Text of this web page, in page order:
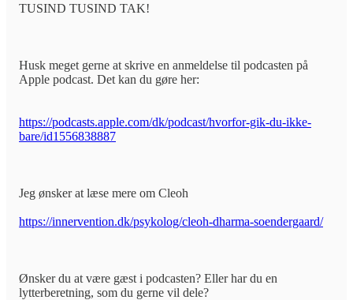
TUSIND TUSIND TAK!
Husk meget gerne at skrive en anmeldelse til podcasten på
Apple podcast. Det kan du gøre her:
https://podcasts.apple.com/dk/podcast/hvorfor-gik-du-ikke-
bare/id1556838887
Jeg ønsker at læse mere om Cleoh
https://innervention.dk/psykolog/cleoh-dharma-soendergaard/
Ønsker du at være gæst i podcasten? Eller har du en
lytterberetning, som du gerne vil dele?